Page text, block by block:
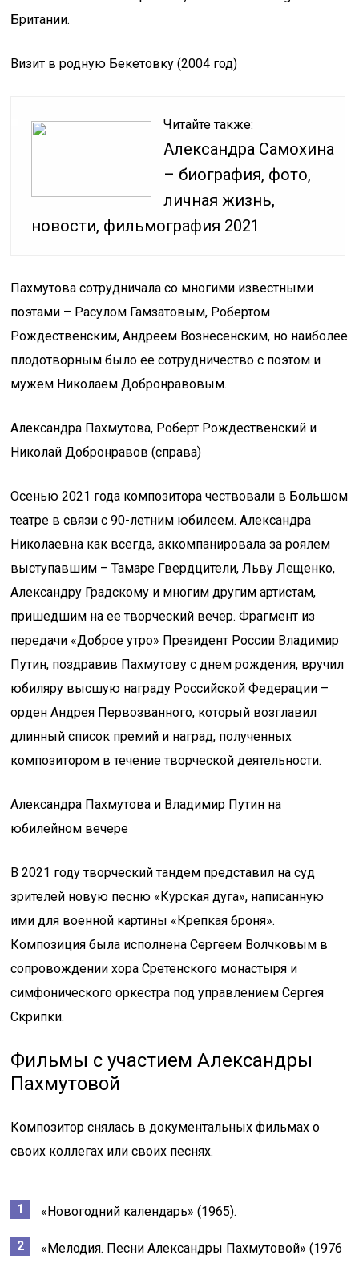
Британии.
Визит в родную Бекетовку (2004 год)
Читайте также:
Александра Самохина
– биография, фото,
личная жизнь,
новости, фильмография 2021
Пахмутова сотрудничала со многими известными
поэтами – Расулом Гамзатовым, Робертом
Рождественским, Андреем Вознесенским, но наиболее
плодотворным было ее сотрудничество с поэтом и
мужем Николаем Добронравовым.
Александра Пахмутова, Роберт Рождественский и
Николай Добронравов (справа)
Осенью 2021 года композитора чествовали в Большом
театре в связи с 90-летним юбилеем. Александра
Николаевна как всегда, аккомпанировала за роялем
выступавшим – Тамаре Гвердцители, Льву Лещенко,
Александру Градскому и многим другим артистам,
пришедшим на ее творческий вечер. Фрагмент из
передачи «Доброе утро» Президент России Владимир
Путин, поздравив Пахмутову с днем рождения, вручил
юбиляру высшую награду Российской Федерации –
орден Андрея Первозванного, который возглавил
длинный список премий и наград, полученных
композитором в течение творческой деятельности.
Александра Пахмутова и Владимир Путин на
юбилейном вечере
В 2021 году творческий тандем представил на суд
зрителей новую песню «Курская дуга», написанную
ими для военной картины «Крепкая броня».
Композиция была исполнена Сергеем Волчковым в
сопровождении хора Сретенского монастыря и
симфонического оркестра под управлением Сергея
Скрипки.
Фильмы с участием Александры
Пахмутовой
Композитор снялась в документальных фильмах о
своих коллегах или своих песнях.
«Новогодний календарь» (1965).
«Мелодия. Песни Александры Пахмутовой» (1976